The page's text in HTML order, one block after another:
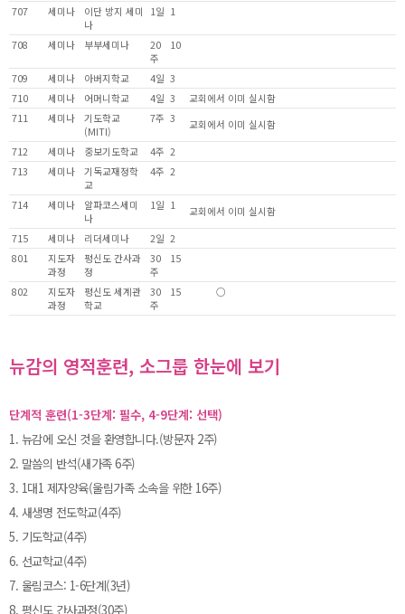
707
세미나
이단 방지 세미
나
1일 1
708 세미나 부부세미나
20
주
10
709 세미나 아버지학교 4일 3
710
세미나 어머니학교 4일 3
교회에서 이미 실시함
711
세미나
기도학교
(MITI)
7주 3
교회에서 이미 실시함
712
세미나 중보기도학교 4주 2
713
세미나
기독교재정학
교
4주 2
714 세미나
알파코스세미
나
1일 1
교회에서 이미 실시함
715
세미나 리더세미나 2일 2
801
지도자
과정
평신도 간사과
정
30
주
15
802
지도자
과정
평신도 세계관
학교
30
주
15 ○
뉴감의 영적훈련, 소그룹 한눈에 보기
단계적 훈련(1-3단계: 필수, 4-9단계: 선택)
1. 뉴감에 오신 것을 환영합니다.(방문자 2주)
2. 말씀의 반석(새가족 6주)
3. 1대1 제자양육(울림가족 소속을 위한 16주)
4. 새생명 전도학교(4주)
5. 기도학교(4주)
6. 선교학교(4주)
7. 울림코스: 1-6단계(3년)
8. 평신도 간사과정(30주)